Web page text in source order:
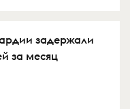
задержали
за месяц